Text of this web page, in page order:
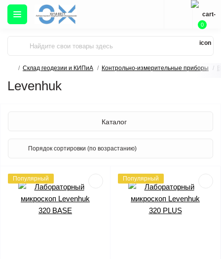
0
Склад геодезии и КИПиА Контрольно-измерительные приборы
Levenhuk
Каталог
Популярный Популярный